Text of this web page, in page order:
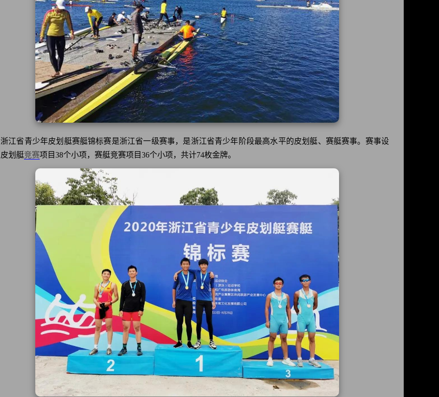
浙江省青少年皮划艇赛艇锦标赛是浙江省一级赛事，是浙江省青少年阶段最高水平的皮划艇、赛艇赛事。赛事设
划艇竞赛项目38个小项，赛艇竞赛项目36个小项，共计74枚金牌。